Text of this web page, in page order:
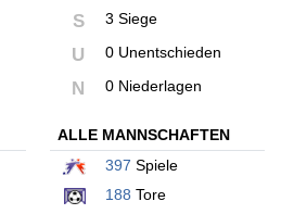
S 3 Siege
U 0 Unentschieden
N 0 Niederlagen
ALLE MANNSCHAFTEN
397 Spiele
188 Tore